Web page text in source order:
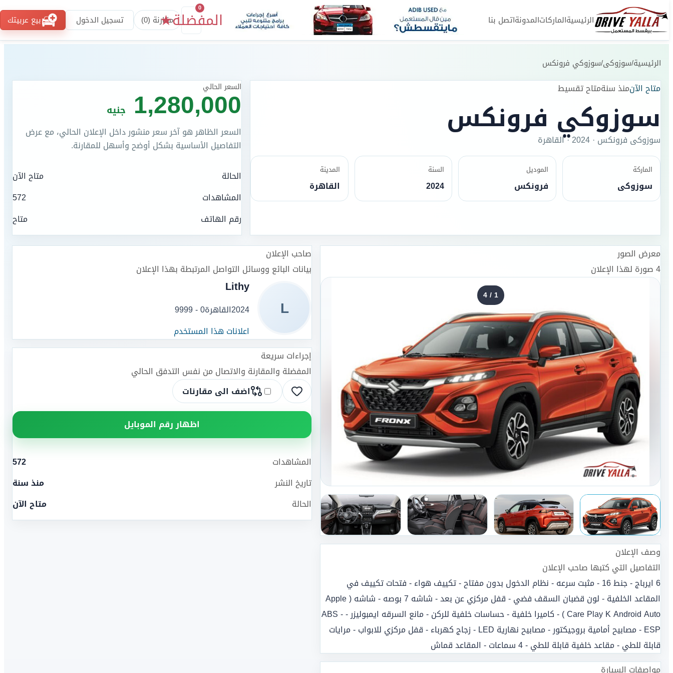
الرئيسيةالماركاتالمدونةاتصل بنا المفضلة
0
★
مقارنة (0
) تسجيل الدخول بيع عربيتك
الرئيسية/سوزوكى/سوزوكي فرونكس
متاح الآنمنذ سنةمتاح تقسيط
سوزوكي فرونكس
سوزوكى فرونكس ·
2024
·القاهرة
الماركة
سوزوكى
الموديل
فرونكس
السنة
2024
المدينة
القاهرة
السعر الحالي
1,280,000 جنيه
السعر الظاهر هو آخر سعر منشور داخل الإعلان الحالي، مع عرض
التفاصيل الأساسية بشكل أوضح وأسهل للمقارنة.
الحالة
متاح الآن
المشاهدات
572
رقم الهاتف
متاح
معرض الصور
4صورة لهذا الإعلان
1
/
4
وصف الإعلان
التفاصيل التي كتبها صاحب الإعلان
6 ايرباج - جنط 16 - مثبت سرعه - نظام الدخول بدون مفتاح - تكييف هواء - فتحات تكييف في
المقاعد الخلفية - لون قضبان السقف فضي - قفل مركزي عن بعد - شاشه 7 بوصه - شاشه ( Apple
Care Play K Android Auto ) - كاميرا خلفية - حساسات خلفية للركن - مانع السرقه ايمبوليزر - ABS -
ESP - مصابيح أمامية بروجيكتور - مصابيح نهارية LED - زجاج كهرباء - قفل مركزي للابواب - مرايات
قابلة للطي - مقاعد خلفية قابلة للطي - 4 سماعات - المقاعد قماش
مواصفات السيارة
صاحب الإعلان
بيانات البائع ووسائل التواصل المرتبطة بهذا الإعلان
L
Lithy
2024القاهرة0 - 9999
اعلانات هذا المستخدم
إجراءات سريعة
المفضلة والمقارنة والاتصال من نفس التدفق الحالي
اضف الى مقارنات
اظهار رقم الموبايل
المشاهدات
572
تاريخ النشر
منذ سنة
الحالة
متاح الآن